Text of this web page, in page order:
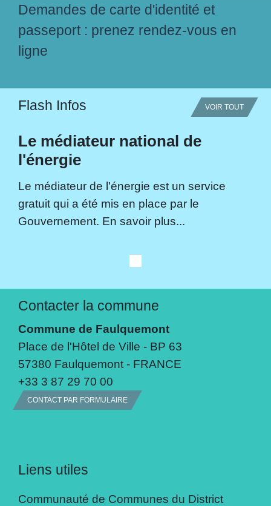
Demandes de carte d'identité et
passeport : prenez rendez-vous en
ligne
Flash Infos VOIR TOUT
Le médiateur national de
l'énergie
Le médiateur de l'énergie est un service
gratuit qui a été mis en place par le
Gouvernement. En savoir plus...
Contacter la commune
Commune de Faulquemont
Place de l'Hôtel de Ville - BP 63
57380 Faulquemont - FRANCE
+33 3 87 29 70 00
CONTACT PAR FORMULAIRE
Liens utiles
Communauté de Communes du District